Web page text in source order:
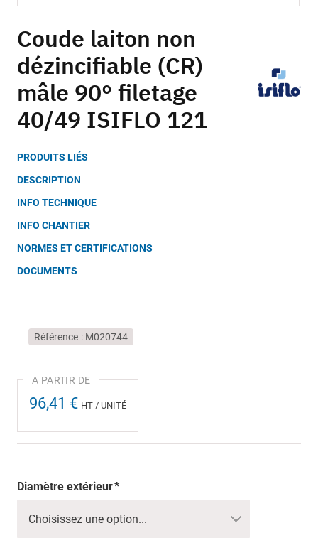
to
the
beginning
of
the
images
gallery
Coude laiton non
dézincifiable (CR)
mâle 90° filetage
40/49 ISIFLO 121
PRODUITS LIÉS
DESCRIPTION
INFO TECHNIQUE
INFO CHANTIER
NORMES ET CERTIFICATIONS
DOCUMENTS
Référence M020744
96,41 € HT / UNITÉ
Diamètre extérieur